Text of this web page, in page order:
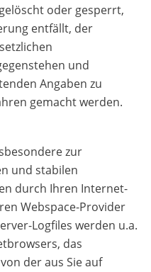
oder gesperrt,
entfällt, der
und
Angaben zu
gemacht werden.
zur
und stabilen
durch Ihren Internet-
Webspace-Provider
Logfiles werden u.a.
das
der aus Sie auf